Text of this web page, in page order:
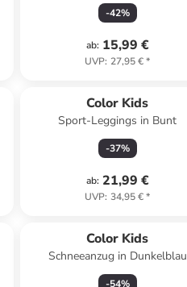
-42%
ab: 15,99 €
UVP: 27,95 €*
Color Kids
Sport-Leggings in Bunt
-37%
ab: 21,99 €
UVP: 34,95 €*
Color Kids
Schneeanzug in Dunkelblau
-54%